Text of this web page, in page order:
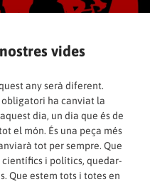
vides
any serà diferent.
obligatori ha canviat la
dia, un dia que és de
el món. És una peça més
tot per sempre. Que
i polítics, quedar-
Que estem tots i totes en